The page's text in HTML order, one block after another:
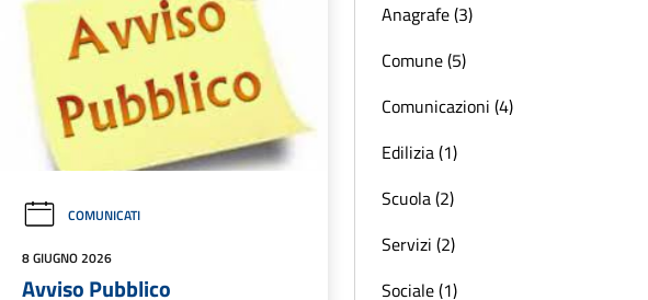
COMUNICATI
8 GIUGNO 2026
Avviso Pubblico
Anagrafe (3)
Comune (5)
Comunicazioni (4)
Edilizia (1)
Scuola (2)
Servizi (2)
Sociale (1)